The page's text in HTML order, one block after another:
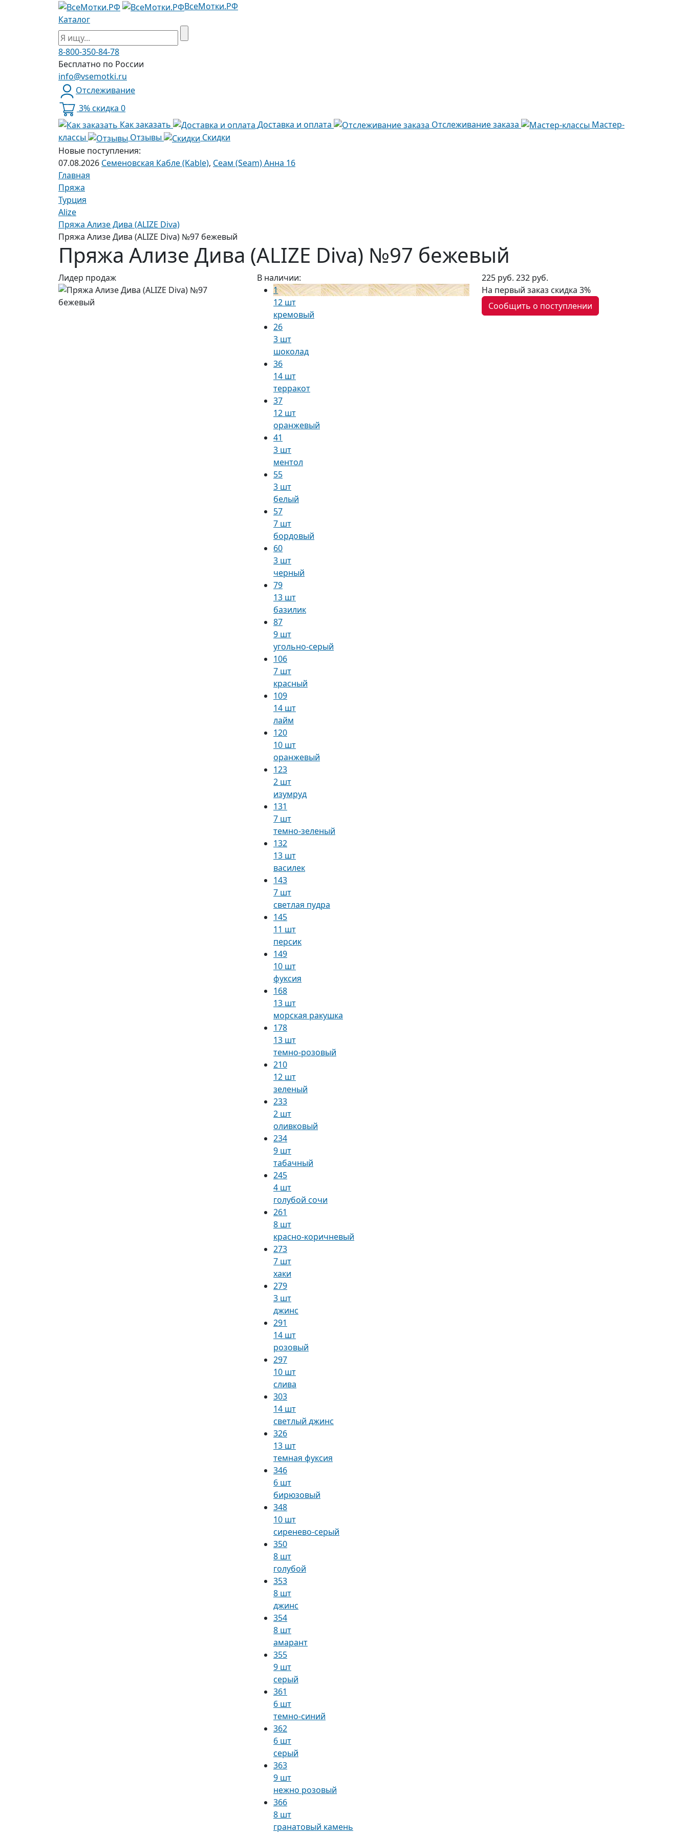
ВсеМотки.РФ
Каталог
8-800-350-84-78
Бесплатно по России
info@vsemotki.ru
Отслеживание
3% скидка 0
Как заказать
Доставка и оплата Отслеживание заказа
Мастер-
классы
Отзывы
Скидки
Новые поступления:
07.08.2026 Семеновская Кабле (Kable), Сеам (Seam) Анна 16
Главная
Пряжа
Турция
Alize
Пряжа Ализе Дива (ALIZE Diva)
Пряжа Ализе Дива (ALIZE Diva) №97 бежевый
Пряжа Ализе Дива (ALIZE Diva) №97 бежевый
Лидер продаж
В наличии:
1
12 шт
кремовый
26
3 шт
шоколад
36
14 шт
терракот
37
12 шт
оранжевый
41
3 шт
ментол
55
3 шт
белый
57
7 шт
бордовый
60
3 шт
черный
79
13 шт
базилик
87
9 шт
угольно-серый
106
7 шт
красный
109
14 шт
лайм
120
10 шт
оранжевый
123
2 шт
изумруд
131
7 шт
темно-зеленый
132
13 шт
василек
143
7 шт
светлая пудра
145
11 шт
персик
149
10 шт
фуксия
168
13 шт
морская ракушка
178
13 шт
темно-розовый
210
12 шт
зеленый
233
2 шт
оливковый
234
9 шт
табачный
245
4 шт
голубой сочи
261
8 шт
красно-коричневый
273
7 шт
хаки
279
3 шт
джинс
291
14 шт
розовый
297
10 шт
слива
303
14 шт
светлый джинс
326
13 шт
темная фуксия
346
6 шт
бирюзовый
348
10 шт
сиренево-серый
350
8 шт
голубой
353
8 шт
джинс
354
8 шт
амарант
355
9 шт
серый
361
6 шт
темно-синий
362
6 шт
серый
363
9 шт
нежно розовый
366
8 шт
гранатовый камень
225 руб. 232 руб.
На первый заказ скидка 3%
Сообщить о поступлении